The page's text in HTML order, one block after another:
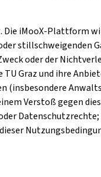
iMooX-Plattform
stillschweigenden
oder der
Graz und ihre
(insbesondere
Verstoß gegen